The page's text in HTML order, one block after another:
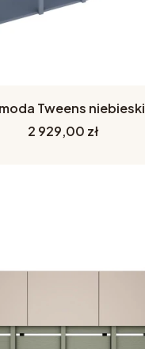
Tweens niebieski
Cena
2 929,00 zł